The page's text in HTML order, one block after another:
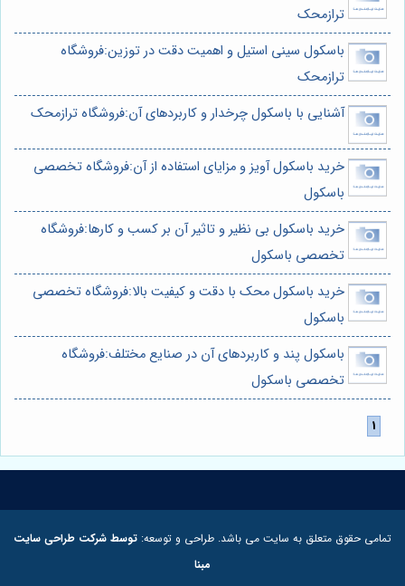
ترازمحک
باسکول سینی استیل و اهمیت دقت در توزین:فروشگاه
ترازمحک
آشنایی با باسکول چرخدار و کاربردهای آن:فروشگاه ترازمحک
خرید باسکول آویز و مزایای استفاده از آن:فروشگاه تخصصی
باسکول
خرید باسکول بی نظیر و تاثیر آن بر کسب و کارها:فروشگاه
تخصصی باسکول
خرید باسکول محک با دقت و کیفیت بالا:فروشگاه تخصصی
باسکول
باسکول پند و کاربردهای آن در صنایع مختلف:فروشگاه
تخصصی باسکول
تمامی حقوق متعلق به سایت می باشد. طراحی و توسعه: توسط شرکت طراحی سایت
مبنا